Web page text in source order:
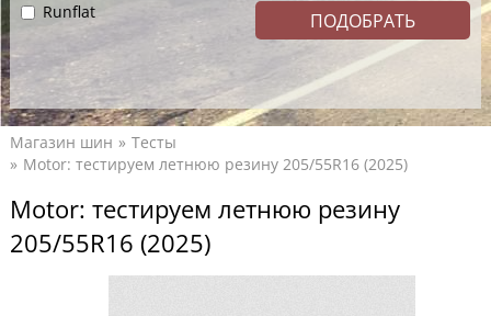
Runflat
Магазин шин
Тесты
Motor: тестируем летнюю резину 205/55R16 (2025)
Motor: тестируем летнюю резину
205/55R16 (2025)